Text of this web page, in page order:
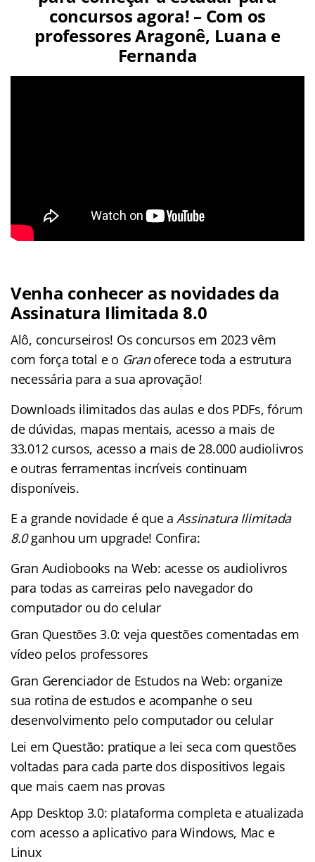
concursos agora! – Com os
professores Aragonê, Luana e
Fernanda
Venha conhecer as novidades da
Assinatura Ilimitada 8.0
Alô, concurseiros! Os concursos em 2023 vêm
com força total e o Granoferece toda a estrutura
necessária para a sua aprovação!
Downloads ilimitados das aulas e dos PDFs, fórum
de dúvidas, mapas mentais, acesso a mais de
33.012 cursos, acesso a mais de 28.000 audiolivros
e outras ferramentas incríveis continuam
disponíveis.
E a grande novidade é que aAssinatura Ilimitada
8.0ganhou um upgrade! Confira:
Gran Audiobooks na Web: acesse os audiolivros
para todas as carreiras pelo navegador do
computador ou do celular
Gran Questões 3.0: veja questões comentadas em
vídeo pelos professores
Gran Gerenciador de Estudos na Web: organize
sua rotina de estudos e acompanhe o seu
desenvolvimento pelo computador ou celular
Lei em Questão: pratique a lei seca com questões
voltadas para cada parte dos dispositivos legais
que mais caem nas provas
App Desktop 3.0: plataforma completa e atualizada
com acesso a aplicativo para Windows, Mac e
Linux